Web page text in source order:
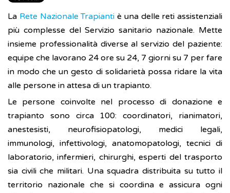
La Rete Nazionale Trapianti è una delle reti assistenziali
più complesse del Servizio sanitario nazionale. Mette
insieme professionalità diverse al servizio del paziente:
equipe che lavorano 24 ore su 24, 7 giorni su 7 per fare
in modo che un gesto di solidarietà possa ridare la vita
alle persone in attesa di un trapianto.
Le persone coinvolte nel processo di donazione e
trapianto sono circa 100: coordinatori, rianimatori,
anestesisti, neurofisiopatologi, medici legali,
immunologi, infettivologi, anatomopatologi, tecnici di
laboratorio, infermieri, chirurghi, esperti del trasporto
sia civili che militari. Una squadra distribuita su tutto il
territorio nazionale che si coordina e assicura ogni